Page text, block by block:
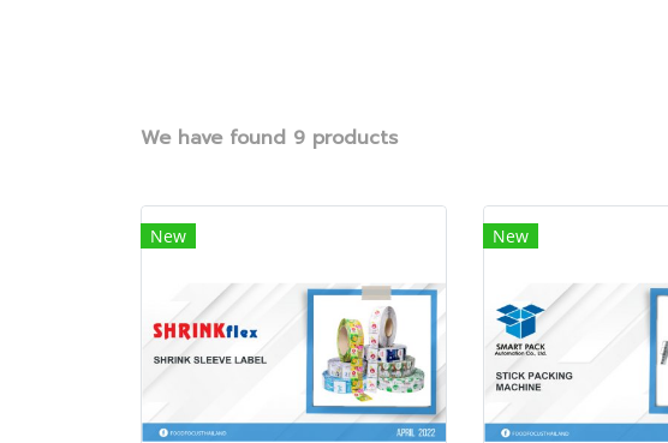
We have found 9 products
New New